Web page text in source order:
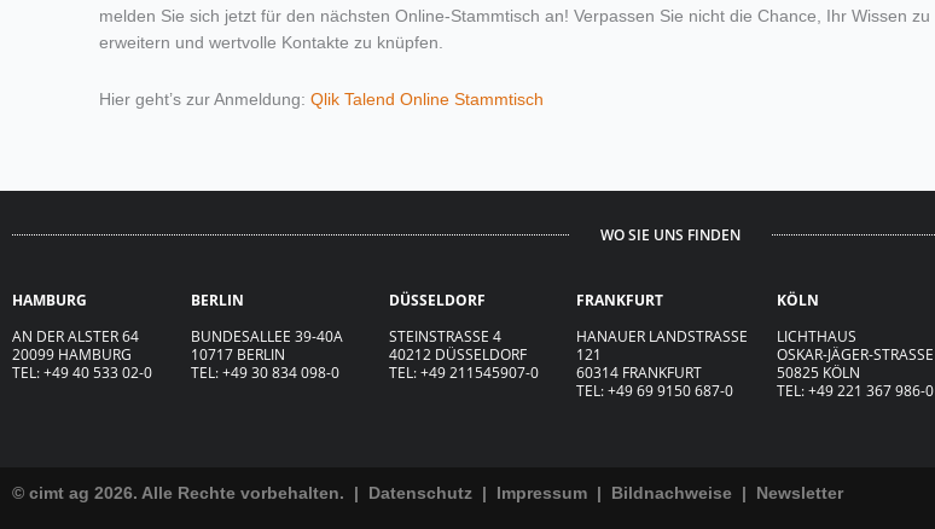
melden Sie sich jetzt für den nächsten Online-Stammtisch an! Verpassen Sie nicht die Chance, Ihr Wissen zu
erweitern und wertvolle Kontakte zu knüpfen.
Hier geht’s zur Anmeldung: Qlik Talend Online Stammtisch
WO SIE UNS FINDEN
HAMBURG
AN DER ALSTER 64
20099 HAMBURG
TEL: +49 40 533 02-0
BERLIN
BUNDESALLEE 39-40A
10717 BERLIN
TEL: +49 30 834 098-0
DÜSSELDORF
STEINSTRASSE 4
40212 DÜSSELDORF
TEL: +49 211545907-0
FRANKFURT
HANAUER LANDSTRASSE
121
60314 FRANKFURT
TEL: +49 69 9150 687-0
KÖLN
LICHTHAUS
OSKAR-JÄGER-STRASSE
50825 KÖLN
TEL: +49 221 367 986-0
© cimt ag 2026. Alle Rechte vorbehalten. | Datenschutz | Impressum | Bildnachweise | Newsletter